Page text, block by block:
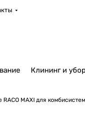
Клининг и
RACO MAXI для